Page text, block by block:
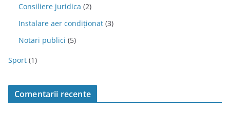
Consiliere juridica (2)
Instalare aer condiționat (3)
Notari publici (5)
Sport (1)
Comentarii recente